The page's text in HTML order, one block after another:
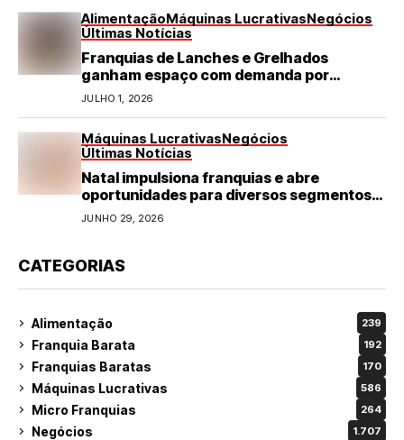
AlimentaçãoMáquinas LucrativasNegócios
Últimas Notícias
Franquias de Lanches e Grelhados
ganham espaço com demanda por
refeições rápidas e de qualidade
JULHO 1, 2026
Máquinas LucrativasNegócios
Últimas Notícias
Natal impulsiona franquias e abre
oportunidades para diversos segmentos
do varejo
JUNHO 29, 2026
CATEGORIAS
Alimentação 239
Franquia Barata 192
Franquias Baratas 170
Máquinas Lucrativas 586
Micro Franquias 264
Negócios 1.707